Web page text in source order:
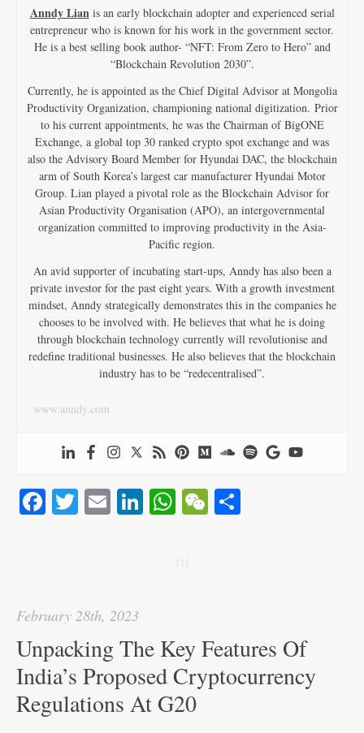
Anndy Lianis an early blockchain adopter and experienced serial
entrepreneur who is known for his work in the government sector.
He is a best selling book author- “NFT: From Zero to Hero” and
“Blockchain Revolution 2030”.
Currently, he is appointed as the Chief Digital Advisor at Mongolia
Productivity Organization, championing national digitization. Prior
to his current appointments, he was the Chairman of BigONE
Exchange, a global top 30 ranked crypto spot exchange and was
also the Advisory Board Member for Hyundai DAC, the blockchain
arm of South Korea’s largest car manufacturer Hyundai Motor
Group. Lian played a pivotal role as the Blockchain Advisor for
Asian Productivity Organisation (APO), an intergovernmental
organization committed to improving productivity in the Asia-
Pacific region.
An avid supporter of incubating start-ups, Anndy has also been a
private investor for the past eight years. With a growth investment
mindset, Anndy strategically demonstrates this in the companies he
chooses to be involved with. He believes that what he is doing
through blockchain technology currently will revolutionise and
redefine traditional businesses. He also believes that the blockchain
industry has to be “redecentralised”.
www.anndy.com
Fa T E Li W
ts
W
j j j
February 28th, 2023
Unpacking The Key Features Of
India’s Proposed Cryptocurrency
Regulations At G20